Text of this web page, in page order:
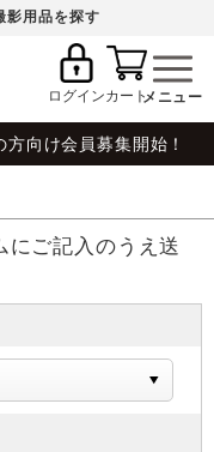
影用品を探す
ログインカート
向け会員募集開始！
にご記入のうえ送